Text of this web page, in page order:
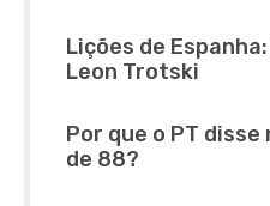
Lições de
Leon Trotski
Por que o PT
de 88?